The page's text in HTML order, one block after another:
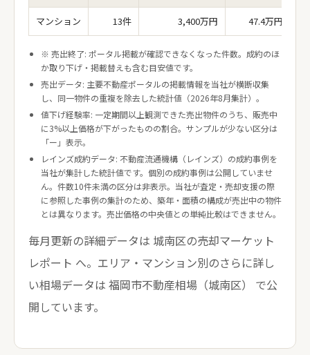
マンション 13件 3,400万円 47.4万円/㎡
※ 売出終了: ポータル掲載が確認できなくなった件数。成約のほ
か取り下げ・掲載替えも含む目安値です。
売出データ: 主要不動産ポータルの掲載情報を当社が横断収集
し、同一物件の重複を除去した統計値（2026年8月集計）。
値下げ経験率: 一定期間以上観測できた売出物件のうち、販売中
に3%以上価格が下がったものの割合。サンプルが少ない区分は
「ー」表示。
レインズ成約データ: 不動産流通機構（レインズ）の成約事例を
当社が集計した統計値です。個別の成約事例は公開していませ
ん。件数10件未満の区分は非表示。当社が査定・売却支援の際
に参照した事例の集計のため、築年・面積の構成が売出中の物件
とは異なります。売出価格の中央値との単純比較はできません。
毎月更新の詳細データは 城南区の売却マーケット
レポート へ。エリア・マンション別のさらに詳し
い相場データは 福岡市不動産相場（城南区）
で公
開しています。